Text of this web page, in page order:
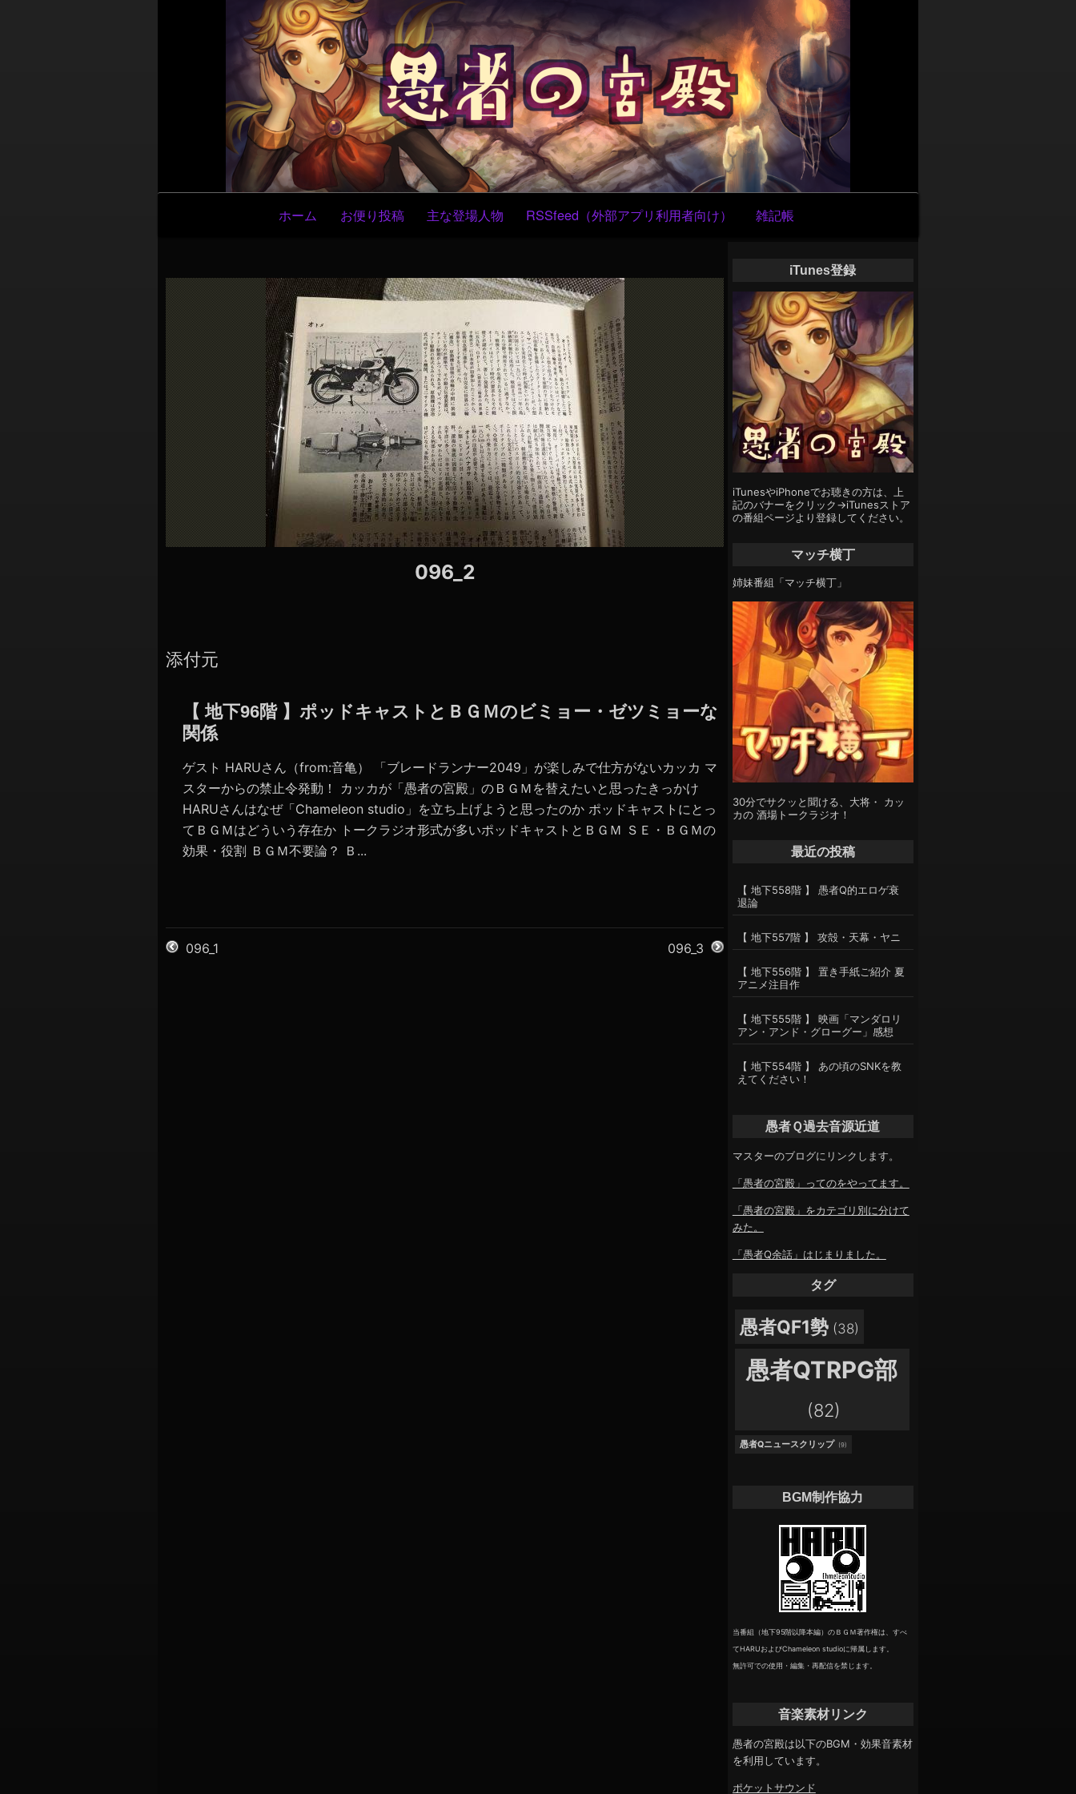
ン
テ
ン
ツ
へ
ス
キ
ッ
プ
ナ
ビ
ゲ
ー
シ
ョ
ン
ホーム お便り投稿 主な登場人物 RSSfeed（外部アプリ利用者向け） 雑記帳
096_2
添付元
【 地下96階 】ポッドキャストとＢＧＭのビミョー・ゼツミョーな
関係
ゲスト HARUさん（from:音亀） 「ブレードランナー2049」が楽しみで仕方がないカッカ マ
スターからの禁止令発動！ カッカが「愚者の宮殿」のＢＧＭを替えたいと思ったきっかけ
HARUさんはなぜ「Chameleon studio」を立ち上げようと思ったのか ポッドキャストにとっ
てＢＧＭはどういう存在か トークラジオ形式が多いポッドキャストとＢＧＭ ＳＥ・ＢＧＭの
効果・役割 ＢＧＭ不要論？ Ｂ...
096_1 096_3
iTunes登録
iTunesやiPhoneでお聴きの方は、上
記のバナーをクリック→iTunesストア
の番組ページより登録してください。
マッチ横丁
姉妹番組「マッチ横丁」
30分でサクッと聞ける、大将・ カッ
カの 酒場トークラジオ！
最近の投稿
【 地下558階 】 愚者Q的エロゲ衰
退論
【 地下557階 】 攻殻・天幕・ヤニ
【 地下556階 】 置き手紙ご紹介 夏
アニメ注目作
【 地下555階 】 映画「マンダロリ
アン・アンド・グローグー」感想
【 地下554階 】 あの頃のSNKを教
えてください！
愚者Ｑ過去音源近道
マスターのブログにリンクします。
「愚者の宮殿」ってのをやってます。
「愚者の宮殿」をカテゴリ別に分けて
みた。
「愚者Q余話」はじまりました。
タグ
愚者QF1勢 (38)
愚者QTRPG部
(82)
愚者Qニュースクリップ (9)
BGM制作協力
当番組（地下95階以降本編）のＢＧＭ著作権は、すべ
てHARUおよびChameleon studioに帰属します。
無許可での使用・編集・再配信を禁じます。
音楽素材リンク
愚者の宮殿は以下のBGM・効果音素材
を利用しています。
ポケットサウンド